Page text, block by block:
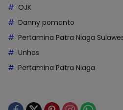
OJK
Danny pomanto
Pertamina Patra Niaga
Unhas
Pertamina Patra Niaga